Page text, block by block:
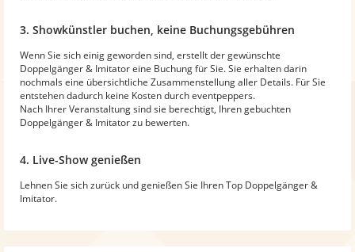
3. Showkünstler buchen, keine Buchungsgebühren
Wenn Sie sich einig geworden sind, erstellt der gewünschte
Doppelgänger & Imitator eine Buchung für Sie. Sie erhalten darin
nochmals eine übersichtliche Zusammenstellung aller Details. Für Sie
entstehen dadurch keine Kosten durch eventpeppers.
Nach Ihrer Veranstaltung sind sie berechtigt, Ihren gebuchten
Doppelgänger & Imitator zu bewerten.
4. Live-Show genießen
Lehnen Sie sich zurück und genießen Sie Ihren Top Doppelgänger &
Imitator.